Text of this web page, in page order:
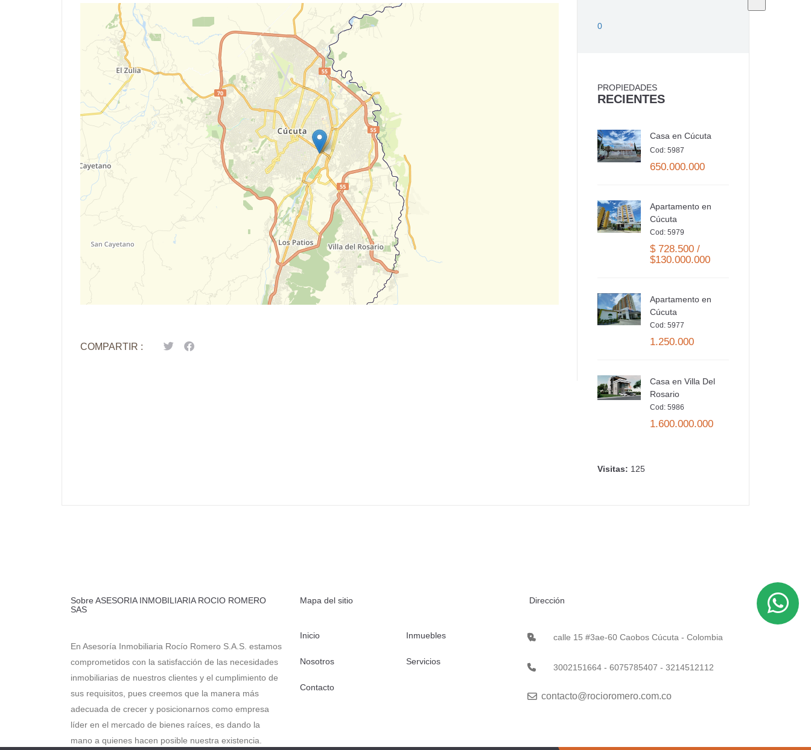
Leaflet
COMPARTIR :
0
PROPIEDADES
RECIENTES
Casa en Cúcuta
Cod: 5987
650.000.000
Apartamento en
Cúcuta
Cod: 5979
$ 728.500 /
$130.000.000
Apartamento en
Cúcuta
Cod: 5977
1.250.000
Casa en Villa Del
Rosario
Cod: 5986
1.600.000.000
Visitas: 125
Sobre ASESORIA INMOBILIARIA ROCIO ROMERO
SAS
En Asesoría Inmobiliaria Rocío Romero S.A.S. estamos
comprometidos con la satisfacción de las necesidades
inmobiliarias de nuestros clientes y el cumplimiento de
sus requisitos, pues creemos que la manera más
adecuada de crecer y posicionarnos como empresa
líder en el mercado de bienes raíces, es dando la
mano a quienes hacen posible nuestra existencia.
Mapa del sitio
Inicio Inmuebles
Nosotros Servicios
Contacto
Dirección
calle 15 #3ae-60 Caobos Cúcuta - Colombia
3002151664 - 6075785407 - 3214512112
contacto@rocioromero.com.co